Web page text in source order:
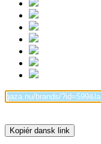
Kopiér dansk link